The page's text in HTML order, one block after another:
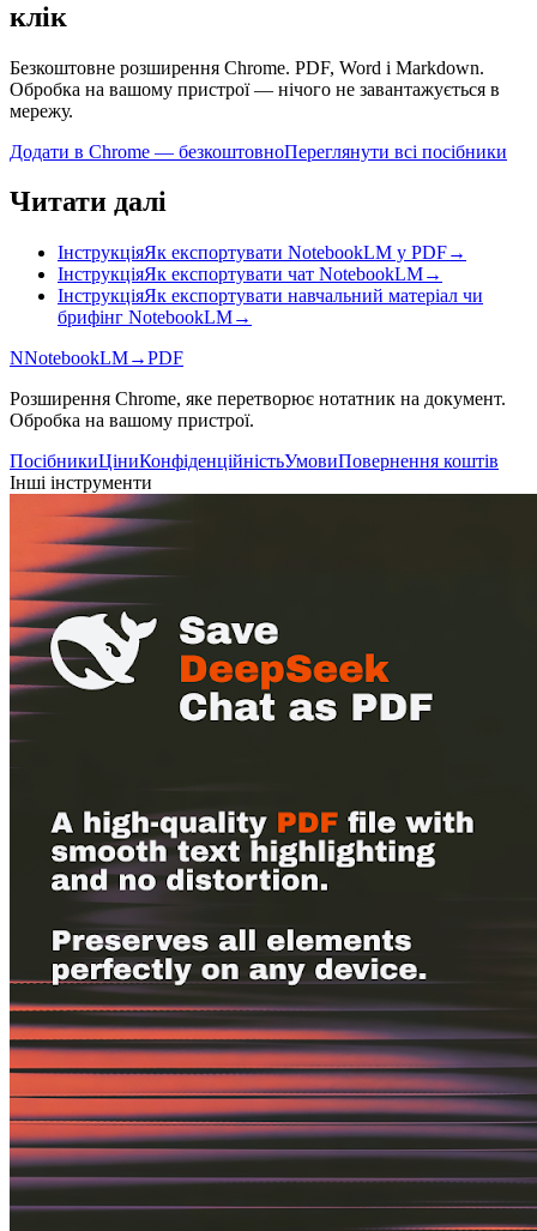
клік
Безкоштовне розширення Chrome. PDF, Word і Markdown.
Обробка на вашому пристрої — нічого не завантажується в
мережу.
Додати в Chrome — безкоштовноПереглянути всі посібники
Читати далі
ІнструкціяЯк експортувати NotebookLM у PDF→
ІнструкціяЯк експортувати чат NotebookLM→
ІнструкціяЯк експортувати навчальний матеріал чи
брифінг NotebookLM→
NNotebookLM→PDF
Розширення Chrome, яке перетворює нотатник на документ.
Обробка на вашому пристрої.
ПосібникиЦіниКонфіденційністьУмовиПовернення коштів
Інші інструменти